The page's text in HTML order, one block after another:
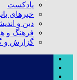
پادکست
خبرهای
دین و
فرهنگ و
گزارش و